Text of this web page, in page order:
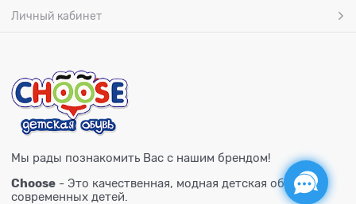
Личный кабинет
Мы рады познакомить Вас с нашим брендом!
Choose - Это качественная, модная детская обувь для
современных детей.